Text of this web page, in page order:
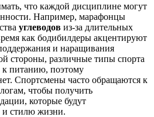
что каждой дисциплине могут
Например, марафонцы
углеводов из-за длительных
как бодибилдеры акцентируют
и наращивания
стороны, различные типы спорта
к питанию, поэтому
Спортсмены часто обращаются к
чтобы получить
которые будут
и стилю жизни.